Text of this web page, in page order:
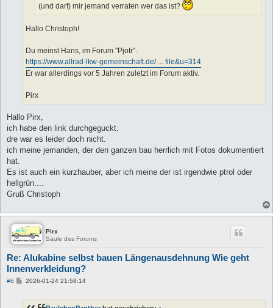
(und darf) mir jemand verraten wer das ist?
Hallo Christoph!
Du meinst Hans, im Forum "Pjotr".
https://www.allrad-lkw-gemeinschaft.de/ ... file&u=314
Er war allerdings vor 5 Jahren zuletzt im Forum aktiv.
Pirx
Hallo Pirx,
ich habe den link durchgeguckt.
dre war es leider doch nicht.
ich meine jemanden, der den ganzen bau herrlich mit Fotos dokumentiert
hat.
Es ist auch ein kurzhauber, aber ich meine der ist irgendwie ptrol oder
hellgrün....
Gruß Christoph
Pirx
Säule des Forums
Re: Alukabine selbst bauen Längenausdehnung Wie geht
Innenverkleidung?
#6
B2026-01-24 21:58:14